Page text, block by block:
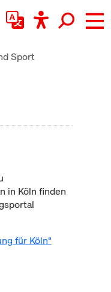
Sport
in Köln finden
für Köln"